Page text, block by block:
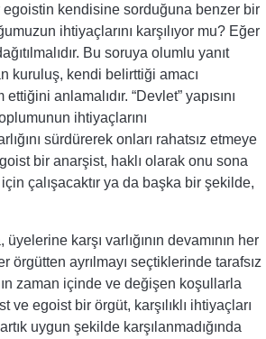
kendisine sorduğuna benzer bir
ihtiyaçlarını karşılıyor mu? Eğer
Bu soruya olumlu yanıt
kuruluş, kendi belirttiği amacı
anlamalıdır. “Devlet” yapısını
ihtiyaçlarını
sürdürerek onları rahatsız etmeye
bir anarşist, haklı olarak onu sona
çalışacaktır ya da başka bir şekilde,
karşı varlığının devamının her
örgütten ayrılmayı seçtiklerinde tarafsız
zaman içinde ve değişen koşullarla
egoist bir örgüt, karşılıklı ihtiyaçları
uygun şekilde karşılanmadığında